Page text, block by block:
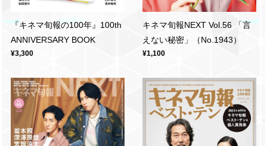
『キネマ旬報の100年』100th
ANNIVERSARY BOOK
¥3,300
キネマ旬報NEXT Vol.56 「言
えない秘密」（No.1943）
¥1,100